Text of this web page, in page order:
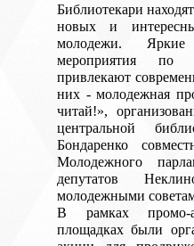
Библиотекари
новых и
молодежи.
мероприятия по
привлекают
них - молодежная
читай!»,
центральной
Бондаренко
Молодежного
депутатов
молодежными
В рамках промо-
площадках были